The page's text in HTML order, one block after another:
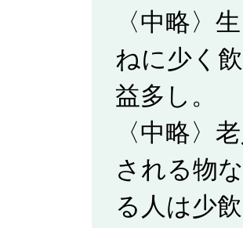
〈中略〉
ねに少く
益多し。
〈中略〉
される物
る人は少